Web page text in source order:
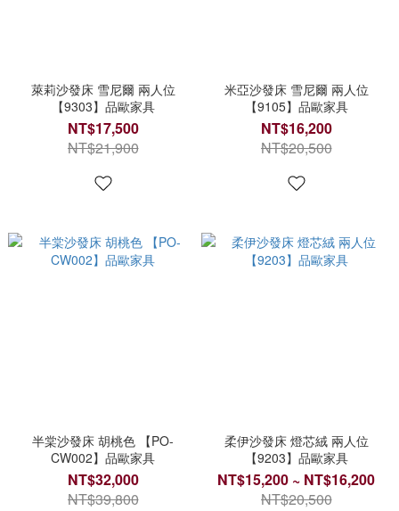
萊莉沙發床 雪尼爾 兩人位
【9303】品歐家具
NT$17,500
NT$21,900
米亞沙發床 雪尼爾 兩人位
【9105】品歐家具
NT$16,200
NT$20,500
半棠沙發床 胡桃色 【PO-
CW002】品歐家具
NT$32,000
NT$39,800
柔伊沙發床 燈芯絨 兩人位
【9203】品歐家具
NT$15,200 ~ NT$16,200
NT$20,500